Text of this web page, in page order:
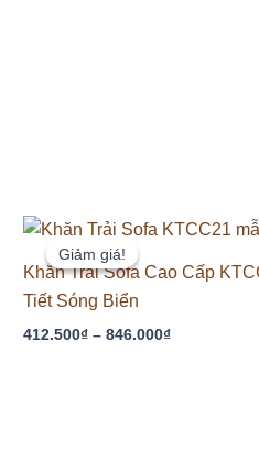
Giảm giá!
Giảm giá!
Khăn Trải Sofa Cao Cấp
Tiết Sóng Biển
412.500₫ – 846.000₫
Khoảng
từ
412.500₫